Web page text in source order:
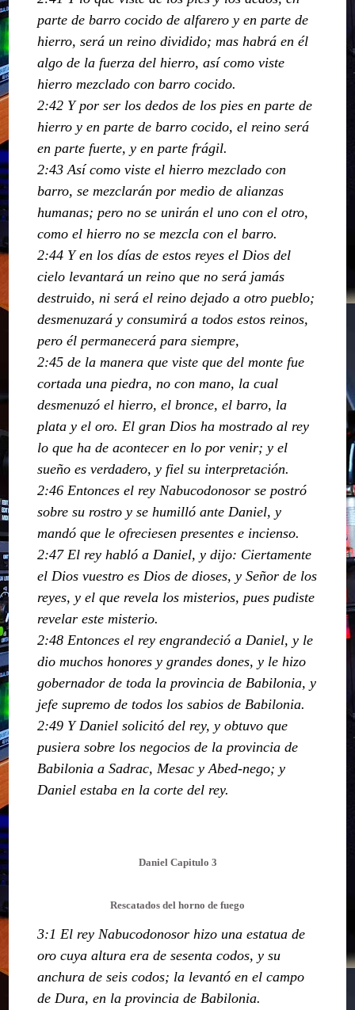
parte de barro cocido de alfarero y en parte de
hierro, será un reino dividido; mas habrá en él
algo de la fuerza del hierro, así como viste
hierro mezclado con barro cocido.
2:42 Y por ser los dedos de los pies en parte de
hierro y en parte de barro cocido, el reino será
en parte fuerte, y en parte frágil.
2:43 Así como viste el hierro mezclado con
barro, se mezclarán por medio de alianzas
humanas; pero no se unirán el uno con el otro,
como el hierro no se mezcla con el barro.
2:44 Y en los días de estos reyes el Dios del
cielo levantará un reino que no será jamás
destruido, ni será el reino dejado a otro pueblo;
desmenuzará y consumirá a todos estos reinos,
pero él permanecerá para siempre,
2:45 de la manera que viste que del monte fue
cortada una piedra, no con mano, la cual
desmenuzó el hierro, el bronce, el barro, la
plata y el oro. El gran Dios ha mostrado al rey
lo que ha de acontecer en lo por venir; y el
sueño es verdadero, y fiel su interpretación.
2:46 Entonces el rey Nabucodonosor se postró
sobre su rostro y se humilló ante Daniel, y
mandó que le ofreciesen presentes e incienso.
2:47 El rey habló a Daniel, y dijo: Ciertamente
el Dios vuestro es Dios de dioses, y Señor de los
reyes, y el que revela los misterios, pues pudiste
revelar este misterio.
2:48 Entonces el rey engrandeció a Daniel, y le
dio muchos honores y grandes dones, y le hizo
gobernador de toda la provincia de Babilonia, y
jefe supremo de todos los sabios de Babilonia.
2:49 Y Daniel solicitó del rey, y obtuvo que
pusiera sobre los negocios de la provincia de
Babilonia a Sadrac, Mesac y Abed-nego; y
Daniel estaba en la corte del rey.
Daniel Capitulo 3
Rescatados del horno de fuego
3:1 El rey Nabucodonosor hizo una estatua de
oro cuya altura era de sesenta codos, y su
anchura de seis codos; la levantó en el campo
de Dura, en la provincia de Babilonia.